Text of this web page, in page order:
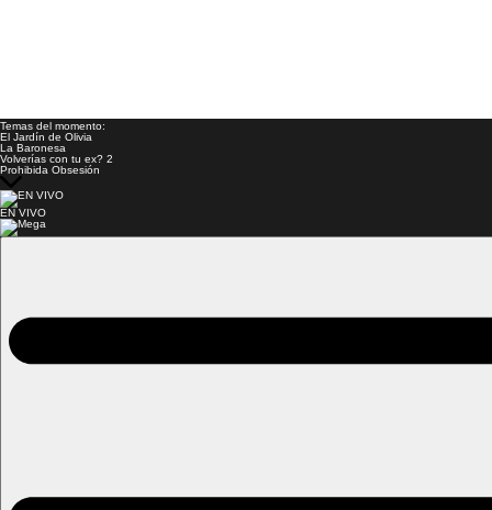
Temas del momento:
El Jardín de Olivia
La Baronesa
Volverías con tu ex? 2
Prohibida Obsesión
EN VIVO